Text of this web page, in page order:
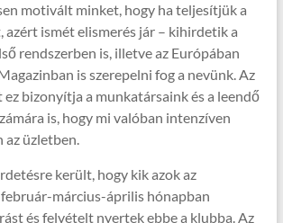
motivált minket, hogy ha teljesítjük a
azért ismét elismerés jár – kihirdetik a
rendszerben is, illetve az Európában
is szerepelni fog a nevünk. Az
bizonyítja a munkatársaink és a leendő
is, hogy mi valóban intenzíven
az üzletben.
került, hogy kik azok az
március-április hónapban
és felvételt nyertek ebbe a klubba. Az